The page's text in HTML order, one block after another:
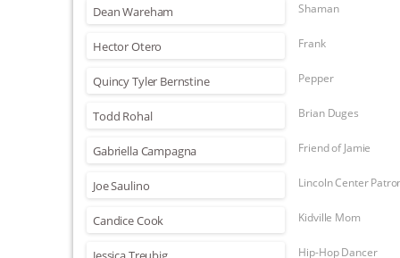
Dean Wareham Shaman
Hector Otero Frank
Quincy Tyler Bernstine Pepper
Todd Rohal Brian Duges
Gabriella Campagna Friend of Jamie
Joe Saulino Lincoln Center
Candice Cook Kidville Mom
Hip-Hop Dancer